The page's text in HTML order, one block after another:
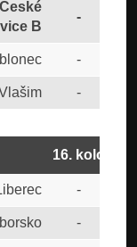
B
-
-
-
16. kolo
-
-